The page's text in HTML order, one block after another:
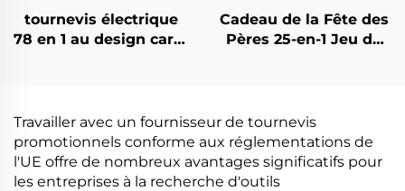
tournevis électrique
78 en 1 au design carré
Cadeau de la Fête des
Pères 25-en-1 Jeu de
Travailler avec un fournisseur de tournevis
promotionnels conforme aux réglementations de
l'UE offre de nombreux avantages significatifs pour
les entreprises à la recherche d'outils